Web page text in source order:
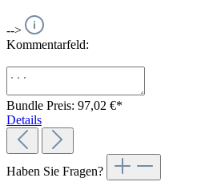
-->
Kommentarfeld:
Bundle Preis: 97,02 €*
Details
Haben Sie Fragen?